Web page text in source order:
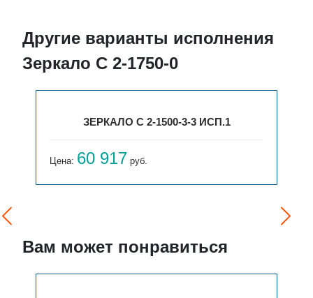
Другие варианты исполнения
Зеркало С 2-1750-0
ЗЕРКАЛО С 2-1500-3-3 ИСП.1
Цена: 60 917 руб.
Вам может понравиться